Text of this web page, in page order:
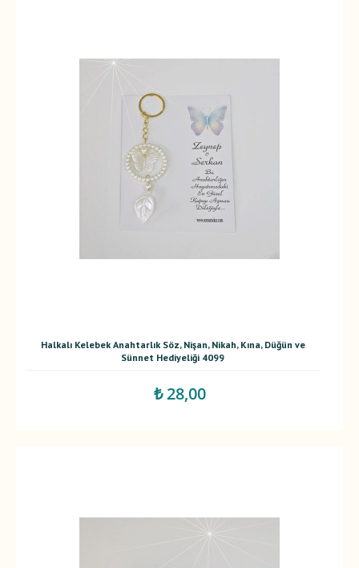
Halkalı Kelebek Anahtarlık Söz, Nişan, Nikah, Kına, Düğün ve
Sünnet Hediyeliği 4099
₺ 28,00